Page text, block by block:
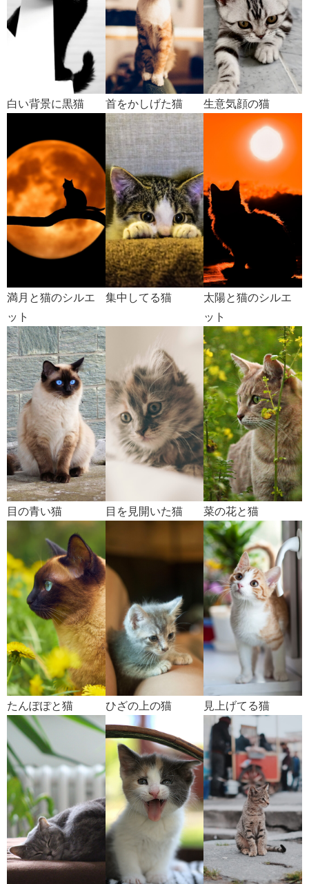
白い背景に黒猫 首をかしげた猫 生意気顔の猫
満月と猫のシルエ
ット
集中してる猫
太陽と猫のシルエ
ット
目の青い猫 目を見開いた猫 菜の花と猫
たんぽぽと猫 ひざの上の猫 見上げてる猫